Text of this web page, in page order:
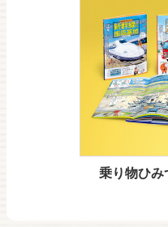
乗り物ひみ